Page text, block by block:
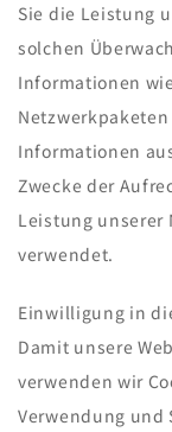
Sie die Leistung
solchen
Informationen
Informationen
Zwecke der
Leistung unserer
verwendet.
Einwilligung in
Damit unsere
verwenden wir
Verwendung und